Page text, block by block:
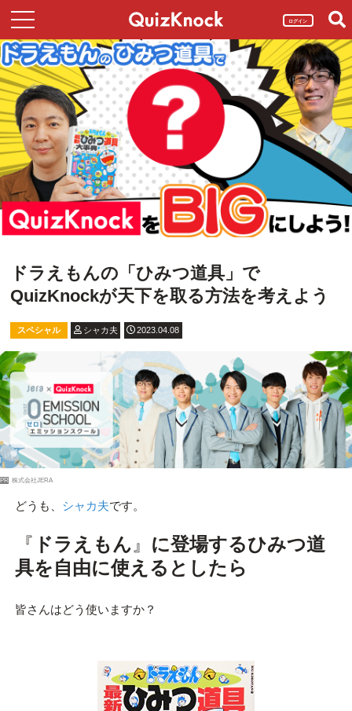
ログイン
ドラえもんの「ひみつ道具」で
QuizKnockが天下を取る方法を考えよう
スペシャル シャカ夫 2023.04.08
PR 株式会社JERA
どうも、 シャカ夫です。
『 ドラえもん』 に登場するひみつ道
具を自由に使えるとしたら
皆さんはどう使いますか？